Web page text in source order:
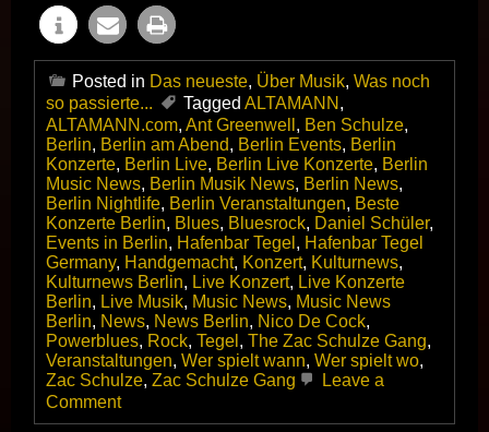
Posted in Das neueste, Über Musik, Was noch
so passierte...
Tagged ALTAMANN ,
ALTAMANN.com, Ant Greenwell , Ben Schulze,
Berlin, Berlin am Abend, Berlin Events, Berlin
Konzerte, Berlin Live, Berlin Live Konzerte, Berlin
Music News, Berlin Musik News, Berlin News,
Berlin Nightlife, Berlin Veranstaltungen, Beste
Konzerte Berlin, Blues, Bluesrock, Daniel Schüler,
Events in Berlin, Hafenbar Tegel , Hafenbar Tegel
Germany, Handgemacht, Konzert, Kulturnews,
Kulturnews Berlin, Live Konzert, Live Konzerte
Berlin, Live Musik, Music News, Music News
Berlin, News, News Berlin, Nico De Cock,
Powerblues, Rock, Tegel , The Zac Schulze Gang,
Veranstaltungen, Wer spielt wann, Wer spielt wo,
Zac Schulze, Zac Schulze Gang
Leave a
Commenton
Die